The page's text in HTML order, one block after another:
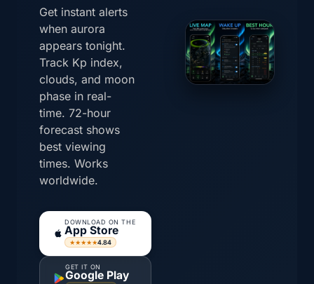
Get instant alerts
when aurora
appears tonight.
Track Kp index,
clouds, and moon
phase in real-
time. 72-hour
forecast shows
best viewing
times. Works
worldwide.
DOWNLOAD ON THE
App Store
★★★★★4.84
GET IT ON
Google Play